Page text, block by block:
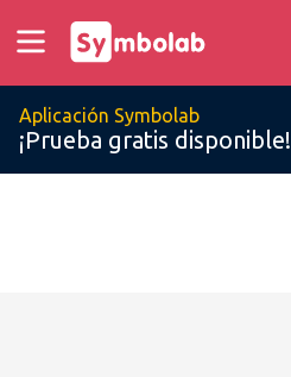
Aplicación Symbolab
¡Prueba gratis disponible!